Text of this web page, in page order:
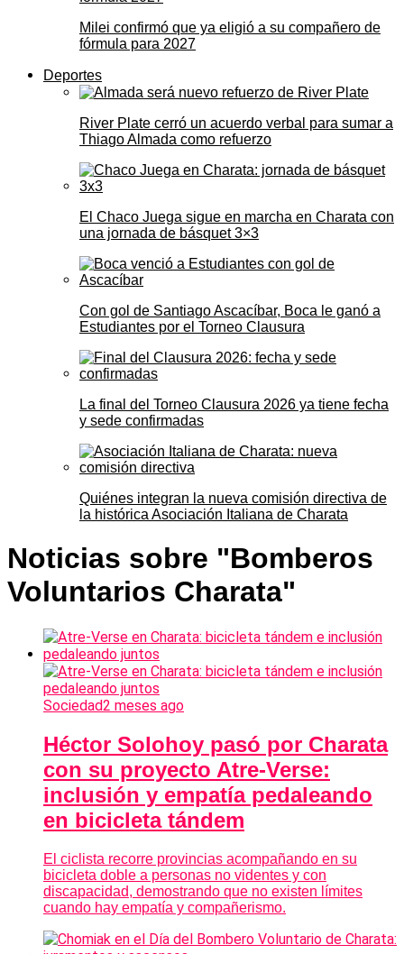
Milei confirmó que ya eligió a su compañero de
fórmula para 2027
Deportes
River Plate cerró un acuerdo verbal para sumar a
Thiago Almada como refuerzo
El Chaco Juega sigue en marcha en Charata con
una jornada de básquet 3×3
Con gol de Santiago Ascacíbar, Boca le ganó a
Estudiantes por el Torneo Clausura
La final del Torneo Clausura 2026 ya tiene fecha
y sede confirmadas
Quiénes integran la nueva comisión directiva de
la histórica Asociación Italiana de Charata
Noticias sobre "Bomberos
Voluntarios Charata"
Sociedad2 meses ago
Héctor Solohoy pasó por Charata
con su proyecto Atre-Verse:
inclusión y empatía pedaleando
en bicicleta tándem
El ciclista recorre provincias acompañando en su
bicicleta doble a personas no videntes y con
discapacidad, demostrando que no existen límites
cuando hay empatía y compañerismo.